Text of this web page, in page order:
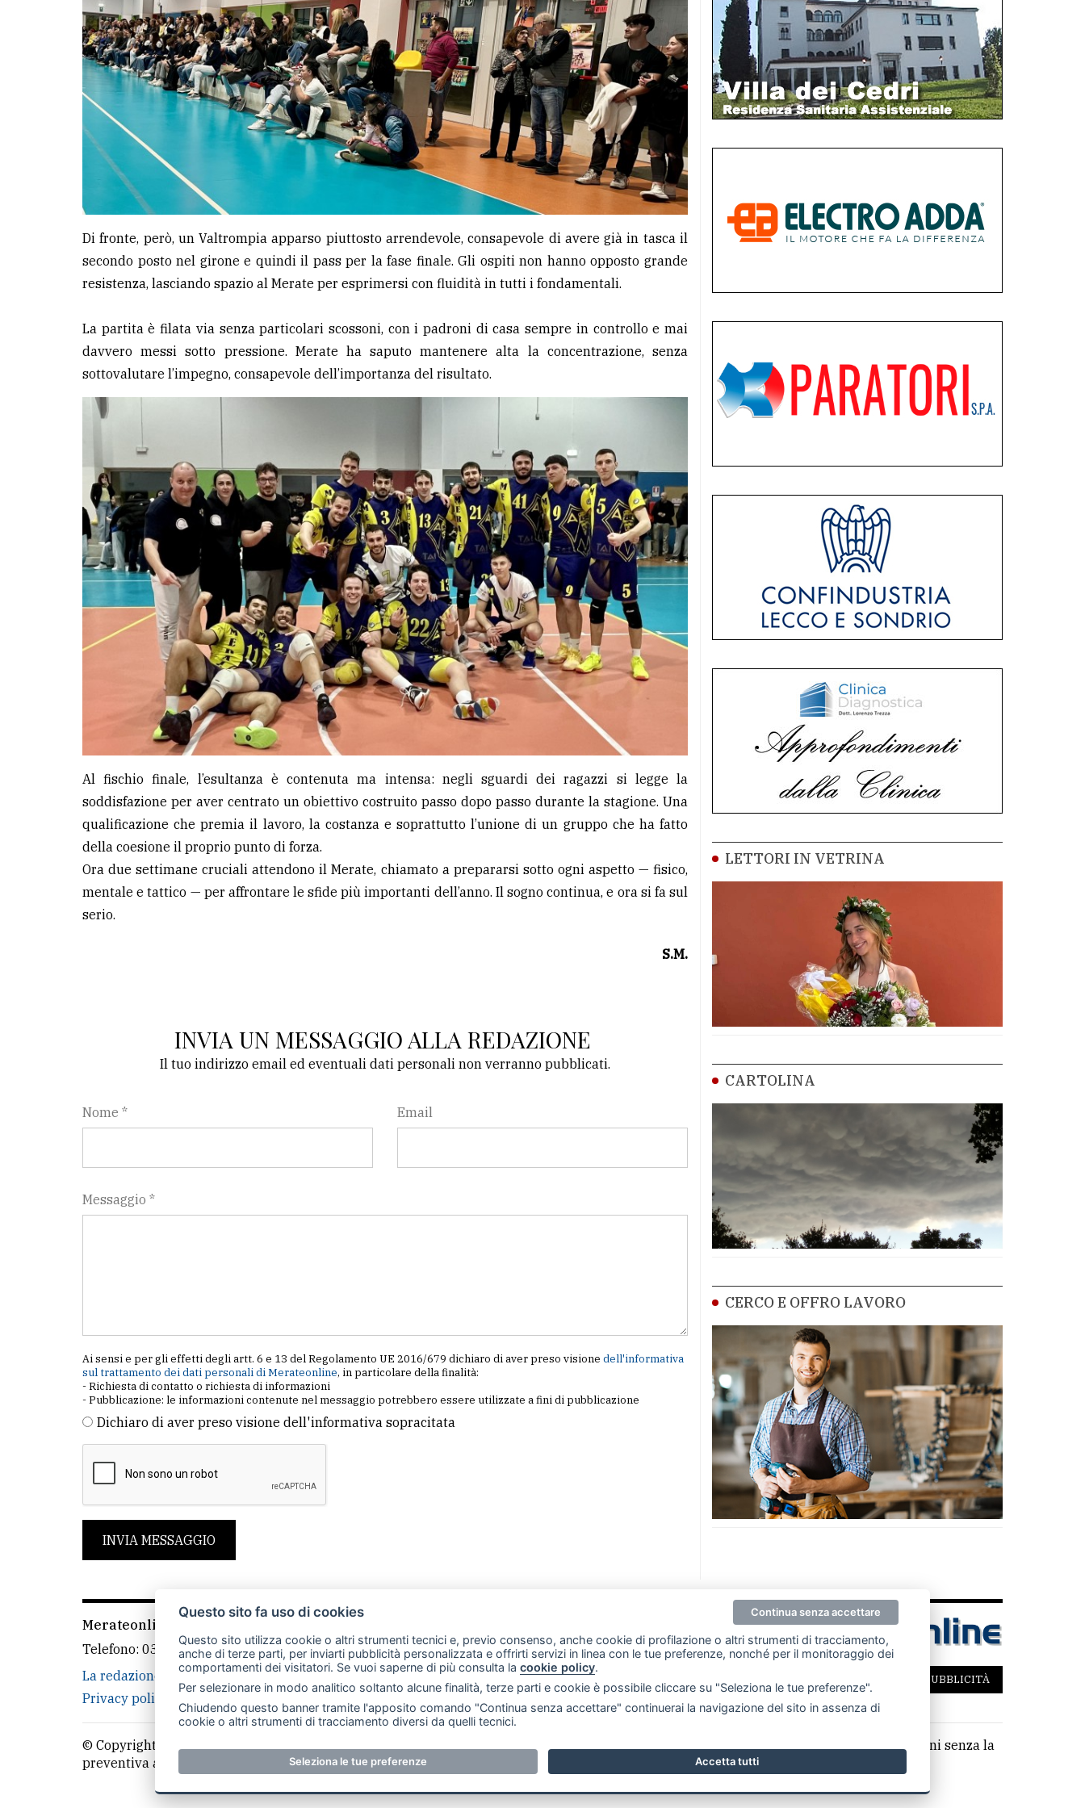
Di fronte, però, un Valtrompia apparso piuttosto arrendevole, consapevole di avere già in tasca il
secondo posto nel girone e quindi il pass per la fase finale. Gli ospiti non hanno opposto grande
resistenza, lasciando spazio al Merate per esprimersi con fluidità in tutti i fondamentali.
La partita è filata via senza particolari scossoni, con i padroni di casa sempre in controllo e mai
davvero messi sotto pressione. Merate ha saputo mantenere alta la concentrazione, senza
sottovalutare l’impegno, consapevole dell’importanza del risultato.
Al fischio finale, l’esultanza è contenuta ma intensa: negli sguardi dei ragazzi si legge la
soddisfazione per aver centrato un obiettivo costruito passo dopo passo durante la stagione. Una
qualificazione che premia il lavoro, la costanza e soprattutto l’unione di un gruppo che ha fatto
della coesione il proprio punto di forza.
Ora due settimane cruciali attendono il Merate, chiamato a prepararsi sotto ogni aspetto — fisico,
mentale e tattico — per affrontare le sfide più importanti dell’anno. Il sogno continua, e ora si fa sul
serio.
S.M.
INVIA UN MESSAGGIO ALLA REDAZIONE
Il tuo indirizzo email ed eventuali dati personali non verranno pubblicati.
Nome * Email
Messaggio *
Ai sensi e per gli effetti degli artt. 6 e 13 del Regolamento UE 2016/679 dichiaro di aver preso visione dell'informativa
sul trattamento dei dati personali di Merateonline, in particolare della finalità:
- Richiesta di contatto o richiesta di informazioni
- Pubblicazione: le informazioni contenute nel messaggio potrebbero essere utilizzate a fini di pubblicazione
Dichiaro di aver preso visione dell'informativa sopracitata
INVIA MESSAGGIO
LETTORI IN VETRINA
CARTOLINA
CERCO E OFFRO LAVORO
Merateonline S.r.l.
Telefono: 039 9902881- Whatsapp: 351 3481257 - E-mail: redazione@merateonline.it
La redazione
CasateOnline LeccoOnline RSS Made byVIP
Privacy policy
PER LA TUA PUBBLICITÀ
© Copyright Merateonline S.r.l. - Tutti i diritti riservati. E' proibita la riproduzione e pubblicazione anche parziale di testi, articoli e immagini senza la
preventiva autorizzazione scritta dell'editore. RI Lecco numero Rea LC 291.277 - Capitale sociale 10.329,14 €
Questo sito fa uso di cookies
Questo sito utilizza cookie o altri strumenti tecnici e, previo consenso, anche cookie di profilazione o altri strumenti di tracciamento,
anche di terze parti, per inviarti pubblicità personalizzata e offrirti servizi in linea con le tue preferenze, nonché per il monitoraggio dei
comportamenti dei visitatori. Se vuoi saperne di più consulta la cookie policy.
Per selezionare in modo analitico soltanto alcune finalità, terze parti e cookie è possibile cliccare su "Seleziona le tue preferenze".
Chiudendo questo banner tramite l'apposito comando "Continua senza accettare" continuerai la navigazione del sito in assenza di
cookie o altri strumenti di tracciamento diversi da quelli tecnici.
Continua senza accettare
Seleziona le tue preferenze Accetta tutti